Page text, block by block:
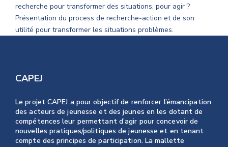
recherche pour transformer des situations, pour agir ?
Présentation du process de recherche-action et de son
utilité pour transformer les situations problèmes.
CAPEJ
Le projet CAPEJ a pour objectif de renforcer l’émancipation
des acteurs de jeunesse et des jeunes en les dotant de
compétences leur permettant d’agir pour concevoir de
nouvelles pratiques/politiques de jeunesse et en tenant
compte des principes de participation. La mallette